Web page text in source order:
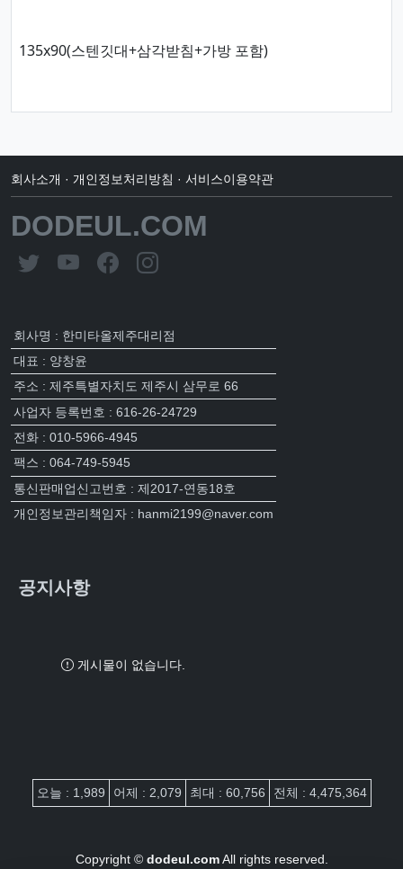
135x90(스텐깃대+삼각받침+가방 포함)
회사소개 · 개인정보처리방침 · 서비스이용약관
DODEUL.COM
회사명 : 한미타올제주대리점
대표 : 양창윤
주소 : 제주특별자치도 제주시 삼무로 66
사업자 등록번호 : 616-26-24729
전화 : 010-5966-4945
팩스 : 064-749-5945
통신판매업신고번호 : 제2017-연동18호
개인정보관리책임자 : hanmi2199@naver.com
공지사항
게시물이 없습니다.
접속자집계
오늘 : 1,989 어제 : 2,079 최대 : 60,756 전체 : 4,475,364
Copyright © dodeul.comAll rights reserved.